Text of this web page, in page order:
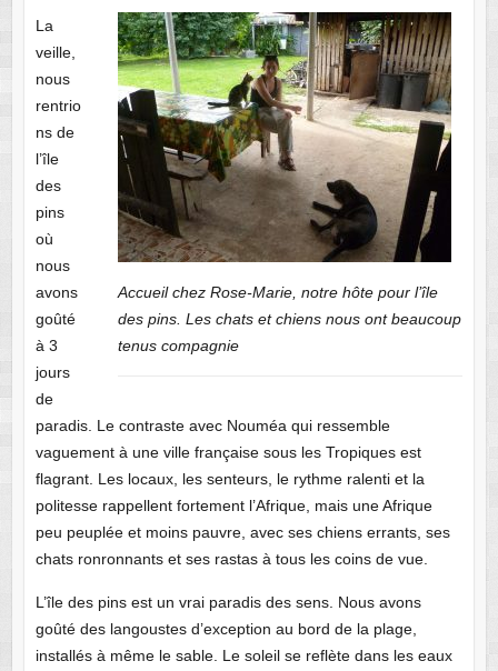
Accueil chez Rose-Marie, notre hôte pour l’île
des pins. Les chats et chiens nous ont beaucoup
tenus compagnie
La
veille,
nous
rentrio
ns de
l’île
des
pins
où
nous
avons
goûté
à 3
jours
de
paradis. Le contraste avec Nouméa qui ressemble
vaguement à une ville française sous les Tropiques est
flagrant. Les locaux, les senteurs, le rythme ralenti et la
politesse rappellent fortement l’Afrique, mais une Afrique
peu peuplée et moins pauvre, avec ses chiens errants, ses
chats ronronnants et ses rastas à tous les coins de vue.
L’île des pins est un vrai paradis des sens. Nous avons
goûté des langoustes d’exception au bord de la plage,
installés à même le sable. Le soleil se reflète dans les eaux